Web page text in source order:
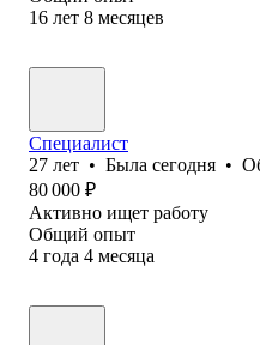
16 лет 8 месяцев
Специалист
27 лет • Была сегодня •
80 000 ₽
Активно ищет работу
Общий опыт
4 года 4 месяца